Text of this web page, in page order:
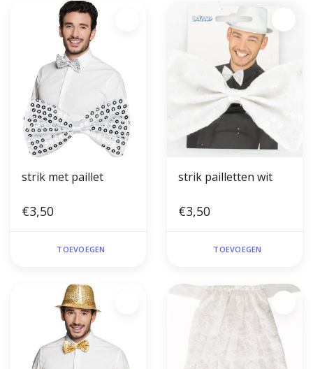
strik met paillet
€3,50
TOEVOEGEN
strik pailletten wit
€3,50
TOEVOEGEN